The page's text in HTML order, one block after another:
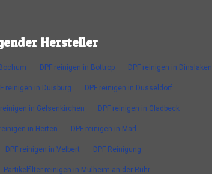
Hersteller
DPF reinigen in Bottrop DPF reinigen in Dinslaken
reinigen in Duisburg DPF reinigen in Düsseldorf
reinigen in Gelsenkirchen DPF reinigen in Gladbeck
reinigen in Herten DPF reinigen in Marl
DPF reinigen in Velbert DPF Reinigung
Partikelfilter reinigen in Mülheim an der Ruhr